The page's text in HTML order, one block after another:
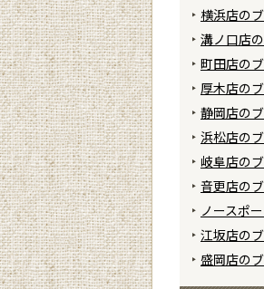
横浜店の
溝ノ口店
町田店の
厚木店の
静岡店の
浜松店の
岐阜店の
音更店の
ノースポ
江坂店の
盛岡店の